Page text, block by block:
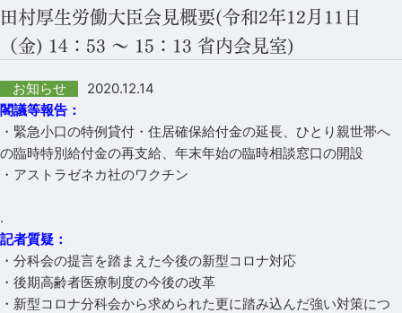
田村厚生労働大臣会見概要(令和2年12月11日
（金) 14：53 ～ 15：13 省内会見室)
お知らせ
2020.12.14
閣議等報告：
・緊急小口の特例貸付・住居確保給付金の延長、ひとり親世帯へ
の臨時特別給付金の再支給、年末年始の臨時相談窓口の開設
・アストラゼネカ社のワクチン
.
記者質疑：
・分科会の提言を踏まえた今後の新型コロナ対応
・後期高齢者医療制度の今後の改革
・新型コロナ分科会から求められた更に踏み込んだ強い対策につ